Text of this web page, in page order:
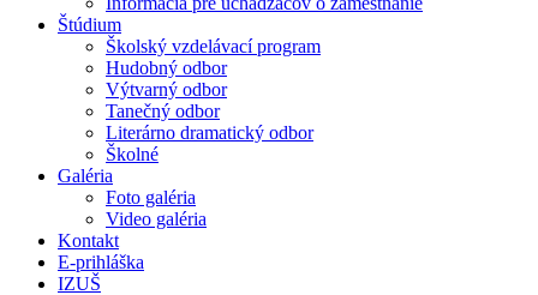
Štúdium
Školský vzdelávací program
Hudobný odbor
Výtvarný odbor
Tanečný odbor
Literárno dramatický odbor
Školné
Galéria
Foto galéria
Video galéria
Kontakt
E-prihláška
IZUŠ